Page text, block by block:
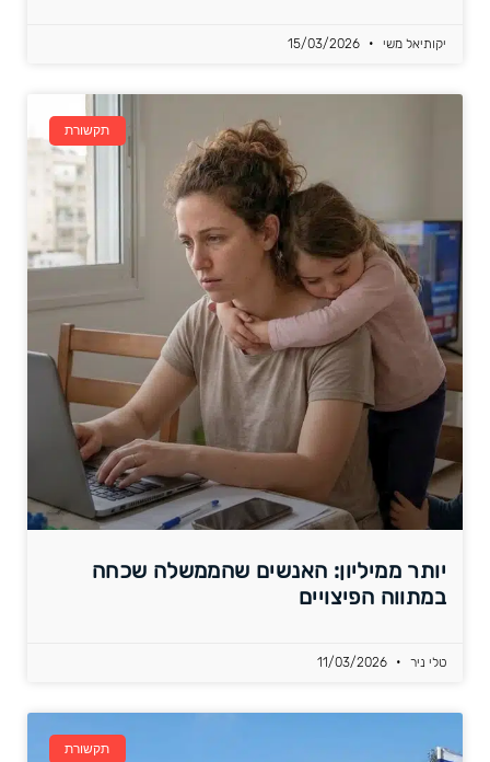
יקותיאל משי
תקשורת
יותר ממיליון: האנשים שהממשלה שכחה
במתווה הפיצויים
טלי ניר
תקשורת